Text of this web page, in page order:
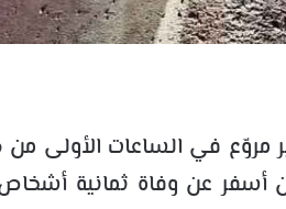
أسفر عن وفاة ثمانية